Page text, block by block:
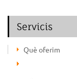
Servicis
Què oferim